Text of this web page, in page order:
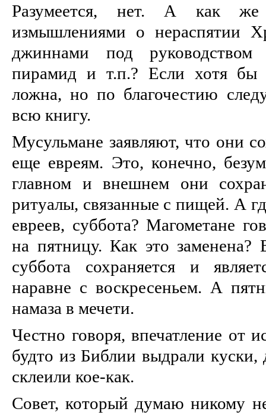
Разумеется, нет. А как
измышлениями о нераспятии
джиннами под руководством
пирамид и т.п.? Если хотя бы
ложна, но по благочестию
всю книгу.
Мусульмане заявляют, что они
еще евреям. Это, конечно,
главном и внешнем они
ритуалы, связанные с пищей. А
евреев, суббота? Магометане
на пятницу. Как это заменена?
суббота сохраняется и
наравне с воскресеньем. А
намаза в мечети.
Честно говоря, впечатление от
будто из Библии выдрали
склеили кое-как.
Совет, который думаю никому